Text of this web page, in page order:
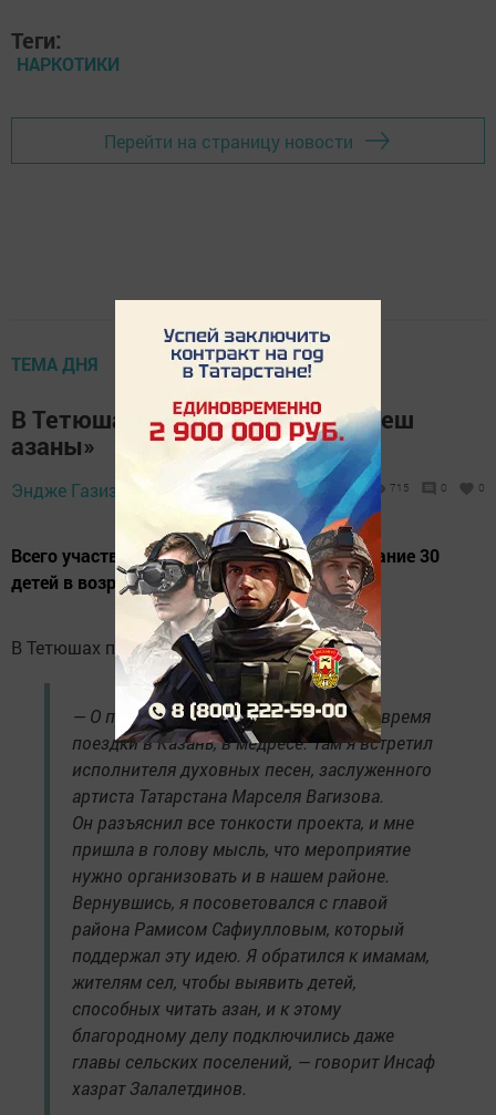
Теги:
НАРКОТИКИ
Перейти на страницу новости
ТЕМА ДНЯ
В Тетюшах прошел конкурс «Тэтеш
азаны»
Эндже Газизова, 2 марта 2024 - 06:04 715 0 0
Всего участвовать в проекте изъявили желание 30
детей в возрасте от 8 до 14 лет.
В Тетюшах прошел конкурс «Тэтеш азаны».
— О проекте «Татар азаны» я узнал во время
поездки в Казань, в медресе. Там я встретил
исполнителя духовных песен, заслуженного
артиста Татарстана Марселя Вагизова.
Он разъяснил все тонкости проекта, и мне
пришла в голову мысль, что мероприятие
нужно организовать и в нашем районе.
Вернувшись, я посоветовался с главой
района Рамисом Сафиулловым, который
поддержал эту идею. Я обратился к имамам,
жителям сел, чтобы выявить детей,
способных читать азан, и к этому
благородному делу подключились даже
главы сельских поселений, — говорит Инсаф
хазрат Залалетдинов.